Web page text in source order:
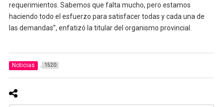
requerimientos. Sabemos que falta mucho, pero estamos
haciendo todo el esfuerzo para satisfacer todas y cada una de
las demandas”, enfatizó la titular del organismo provincial.
Noticias 1520